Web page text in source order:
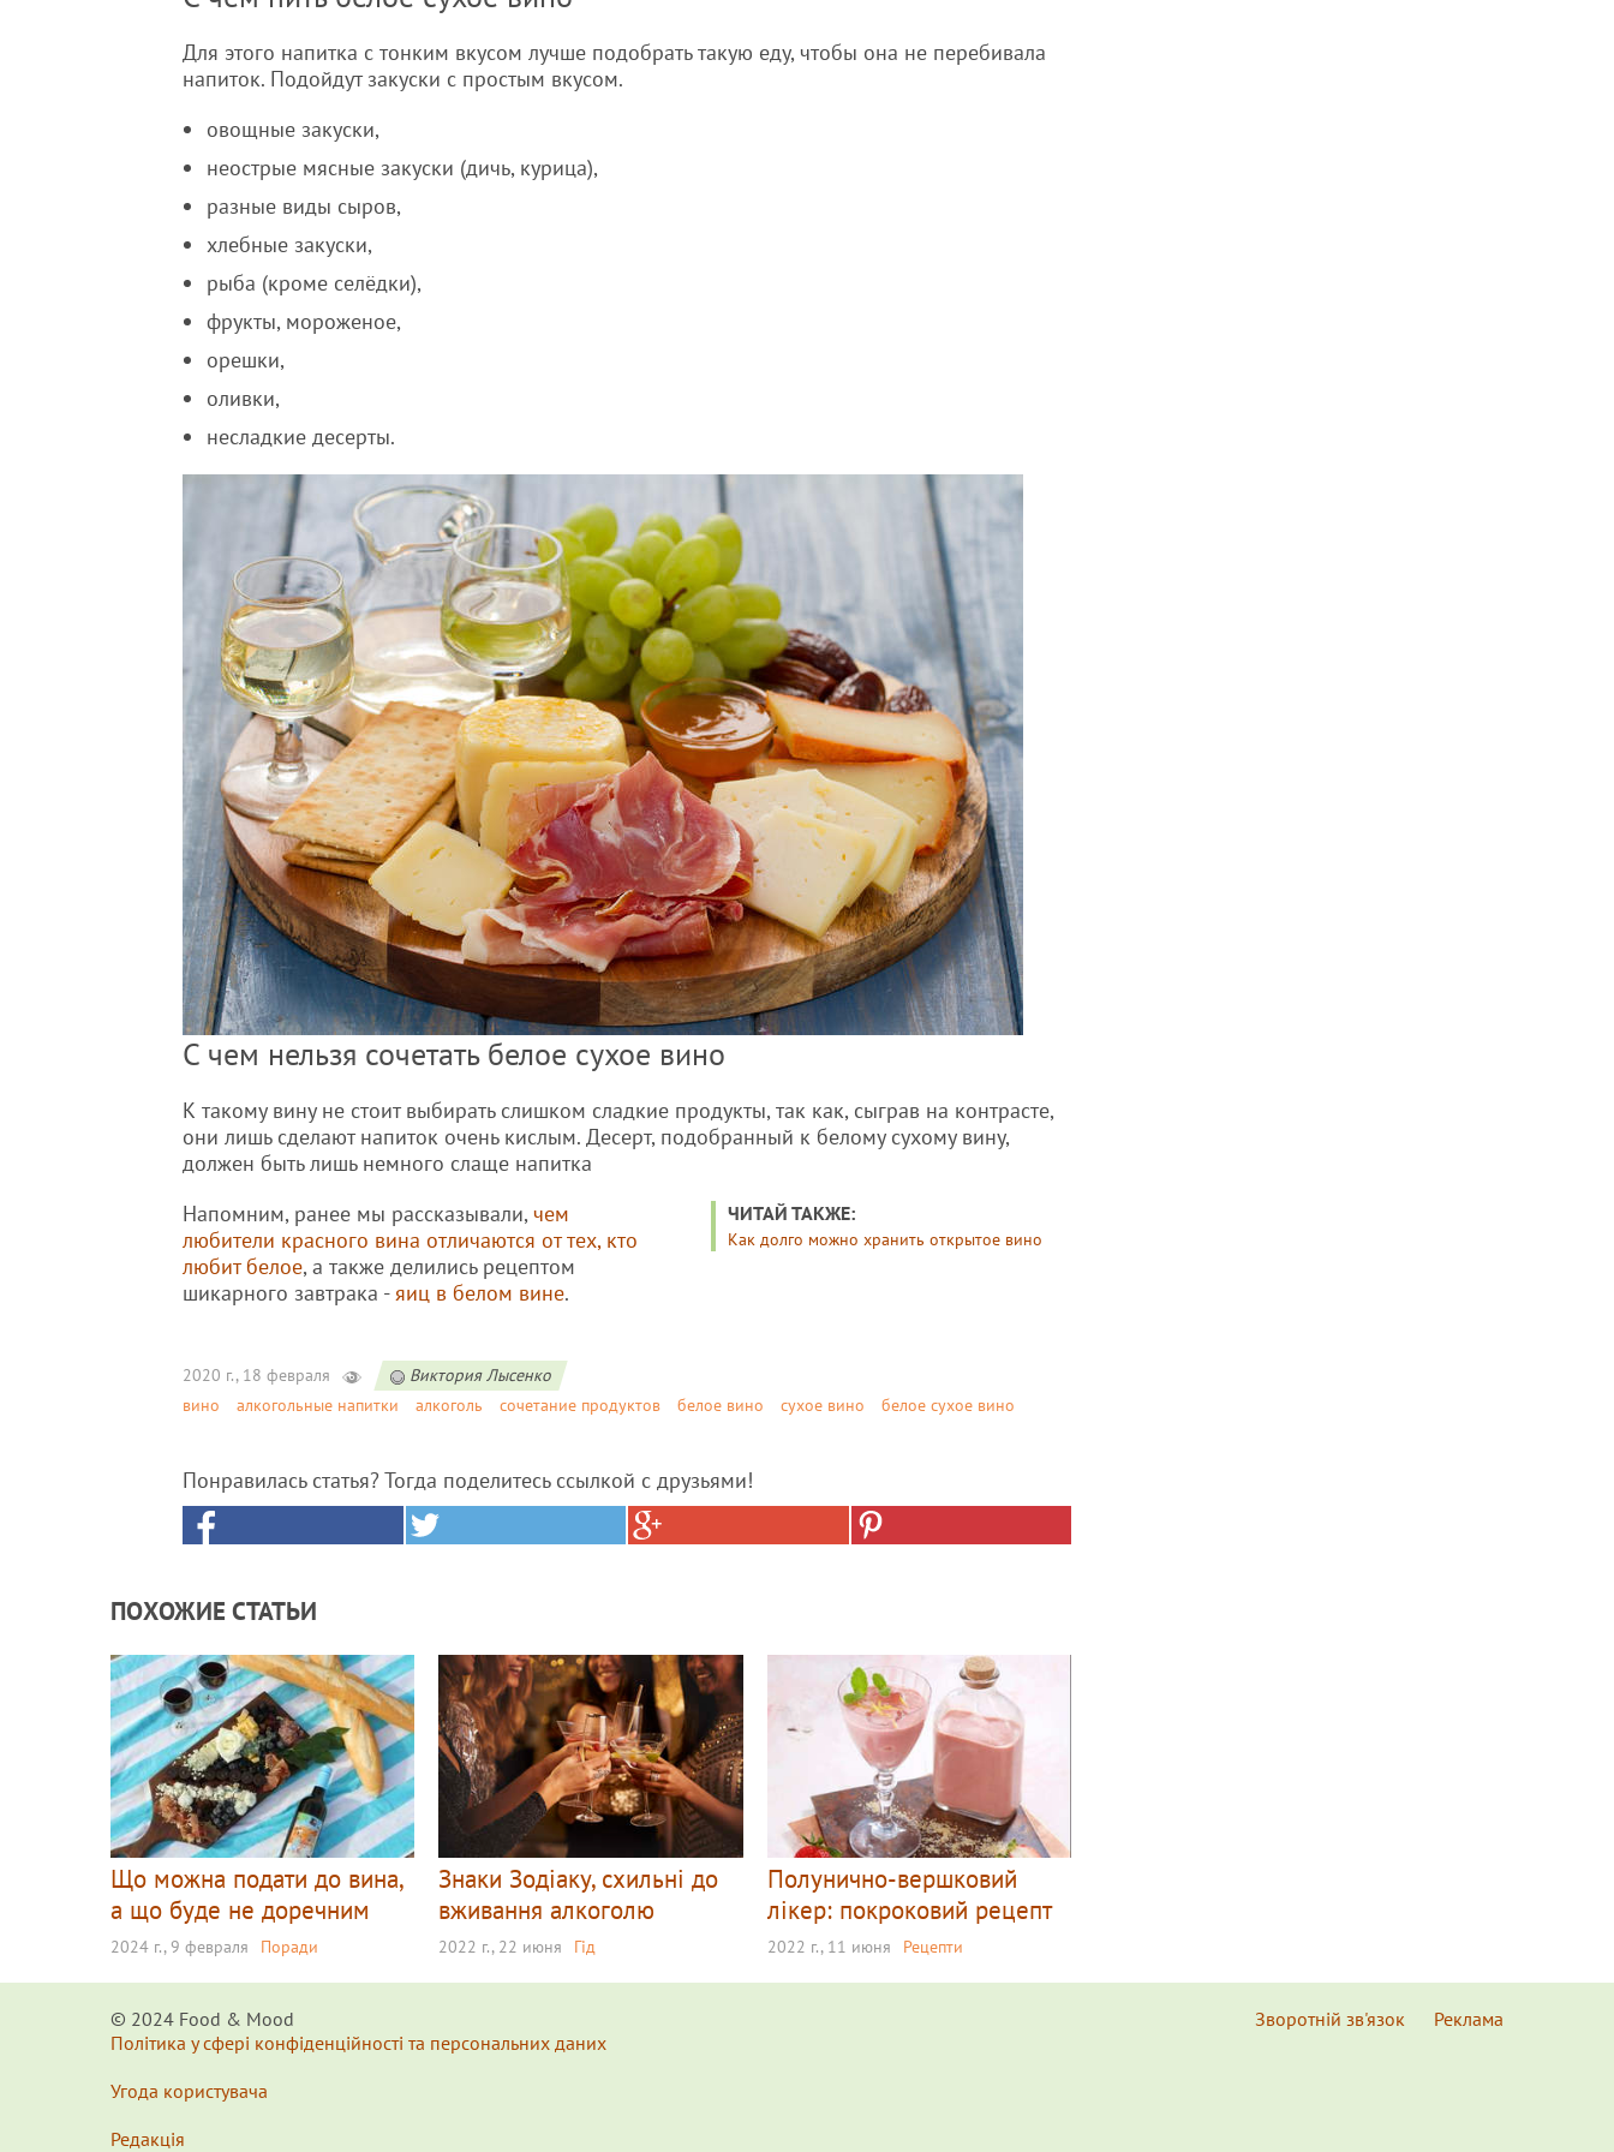
Для этого напитка с тонким вкусом лучше подобрать такую еду, чтобы она не перебивала
напиток. Подойдут закуски с простым вкусом.
овощные закуски,
неострые мясные закуски (дичь, курица),
разные виды сыров,
хлебные закуски,
рыба (кроме селёдки),
фрукты, мороженое,
орешки,
оливки,
несладкие десерты.
С чем нельзя сочетать белое сухое вино
К такому вину не стоит выбирать слишком сладкие продукты, так как, сыграв на контрасте,
они лишь сделают напиток очень кислым. Десерт, подобранный к белому сухому вину,
должен быть лишь немного слаще напитка
ЧИТАЙ ТАКЖЕ:
Как долго можно хранить открытое вино
Напомним, ранее мы рассказывали, чем
любители красного вина отличаются от тех, кто
любит белое, а также делились рецептом
шикарного завтрака -яиц в белом вине.
2020 г., 18 февраля
Виктория Лысенко
вино
алкогольные напитки алкоголь сочетание продуктов белое вино сухое вино белое сухое вино
Понравилась статья? Тогда поделитесь ссылкой с друзьями!
ПОХОЖИЕ СТАТЬИ
Що можна подати до вина,
а що буде не доречним
2024 г., 9 февраля Поради
Знаки Зодіаку, схильні до
вживання алкоголю
2022 г., 22 июня Гід
Полунично-вершковий
лікер: покроковий рецепт
2022 г., 11 июня Рецепти
© 2024 Food & Мood
Політика у сфері конфіденційності та персональних даних
Угода користувача
Редакція
Зворотній зв'язок Реклама